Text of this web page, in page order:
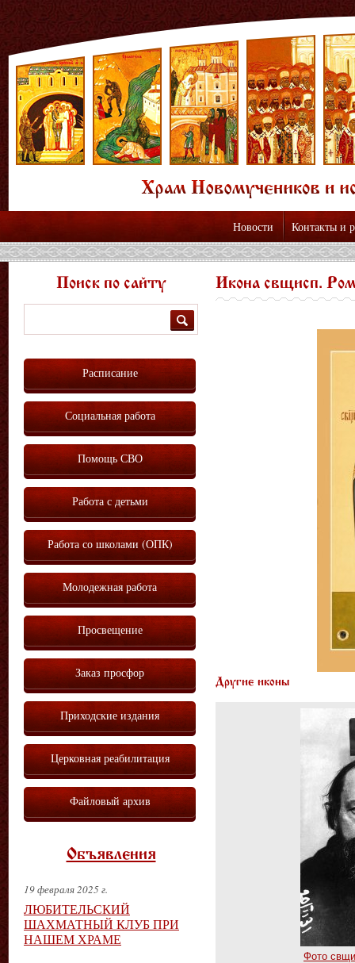
Новости Контакты и
Икона свщисп.
Другие иконы
Фото
Поиск по сайту
Расписание
Социальная работа
Помощь СВО
Работа с детьми
Работа со школами (ОПК)
Молодежная работа
Просвещение
Заказ просфор
Приходские издания
Церковная реабилитация
Файловый архив
Объявления
19 февраля 2025 г.
ЛЮБИТЕЛЬСКИЙ
ШАХМАТНЫЙ КЛУБ ПРИ
НАШЕМ ХРАМЕ